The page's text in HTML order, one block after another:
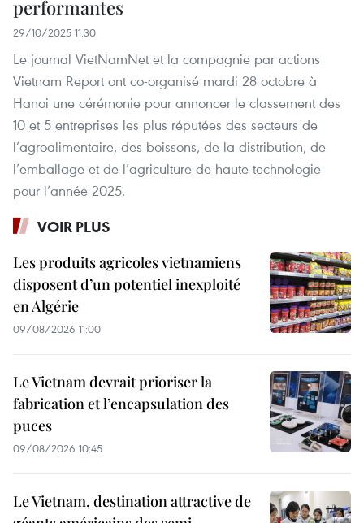
performantes
29/10/2025 11:30
Le journal VietNamNet et la compagnie par actions
Vietnam Report ont co-organisé mardi 28 octobre à
Hanoi une cérémonie pour annoncer le classement des
10 et 5 entreprises les plus réputées des secteurs de
l’agroalimentaire, des boissons, de la distribution, de
l’emballage et de l’agriculture de haute technologie
pour l’année 2025.
VOIR PLUS
Les produits agricoles vietnamiens
disposent d’un potentiel inexploité
en Algérie
09/08/2026 11:00
Le Vietnam devrait prioriser la
fabrication et l’encapsulation des
puces
09/08/2026 10:45
Le Vietnam, destination attractive de